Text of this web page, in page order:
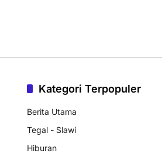
Kategori Terpopuler
Berita Utama
Tegal - Slawi
Hiburan